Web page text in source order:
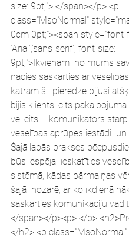
size: 9pt;"> </span></p> <p
class="MsoNormal"
0cm 0pt;"><span style="font-
‘Arial’,’sans-serif’; font-size:
9pt;">Ikvienam  no mums
nācies saskarties ar
katram šī  pieredze bijusi
bijis klients, cits pakalpojuma
vēl cits – komunikators
veselības aprūpes iestādi  un
Šajā labās prakses
būs iespēja  ieskatīties
sistēmā, kādas pārmaiņas
šajā  nozarē, ar ko ikdienā
saskarties komunikāciju
</span></p><p> </p>
</h2> <p class="MsoNormal"